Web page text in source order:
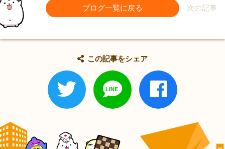
ブログ一覧に戻る 次の記事
この記事をシェア